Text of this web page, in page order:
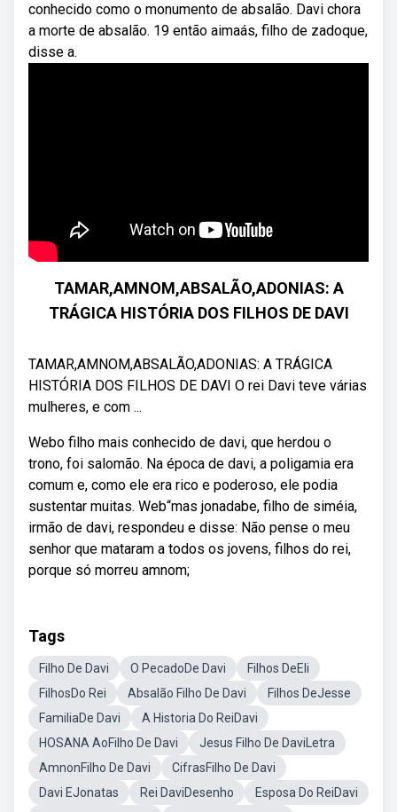
conhecido como o monumento de absalão. Davi chora
a morte de absalão. 19 então aimaás, filho de zadoque,
disse a.
TAMAR,AMNOM,ABSALÃO,ADONIAS: A
TRÁGICA HISTÓRIA DOS FILHOS DE DAVI
TAMAR,AMNOM,ABSALÃO,ADONIAS: A TRÁGICA
HISTÓRIA DOS FILHOS DE DAVI O rei Davi teve várias
mulheres, e com ...
Webo filho mais conhecido de davi, que herdou o
trono, foi salomão. Na época de davi, a poligamia era
comum e, como ele era rico e poderoso, ele podia
sustentar muitas. Web“mas jonadabe, filho de siméia,
irmão de davi, respondeu e disse: Não pense o meu
senhor que mataram a todos os jovens, filhos do rei,
porque só morreu amnom;
Tags
Filho De Davi O PecadoDe Davi
Filhos DeEli
FilhosDo Rei
Absalão Filho De Davi
Filhos DeJesse
FamiliaDe Davi
A Historia Do ReiDavi
HOSANA AoFilho De Davi
Jesus Filho De DaviLetra
AmnonFilho De Davi
CifrasFilho De Davi
Davi EJonatas
Rei DaviDesenho
Esposa Do ReiDavi